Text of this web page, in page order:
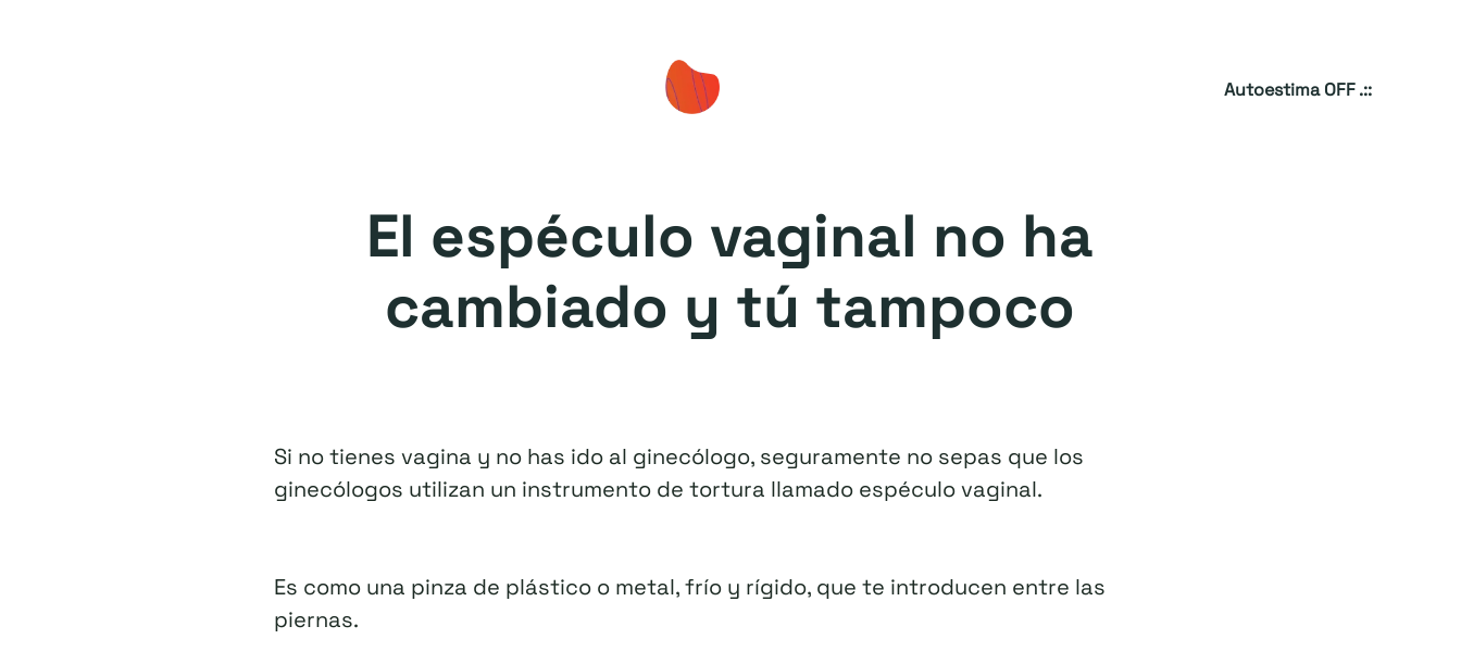
Autoestima OFF .::
El espéculo vaginal no ha
cambiado y tú tampoco
Si no tienes vagina y no has ido al ginecólogo, seguramente no sepas que los
ginecólogos utilizan un instrumento de tortura llamado espéculo vaginal.
Es como una pinza de plástico o metal, frío y rígido, que te introducen entre las
piernas.